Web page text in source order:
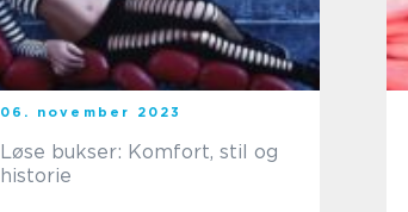
06. november 2023
Løse bukser: Komfort, stil og
historie